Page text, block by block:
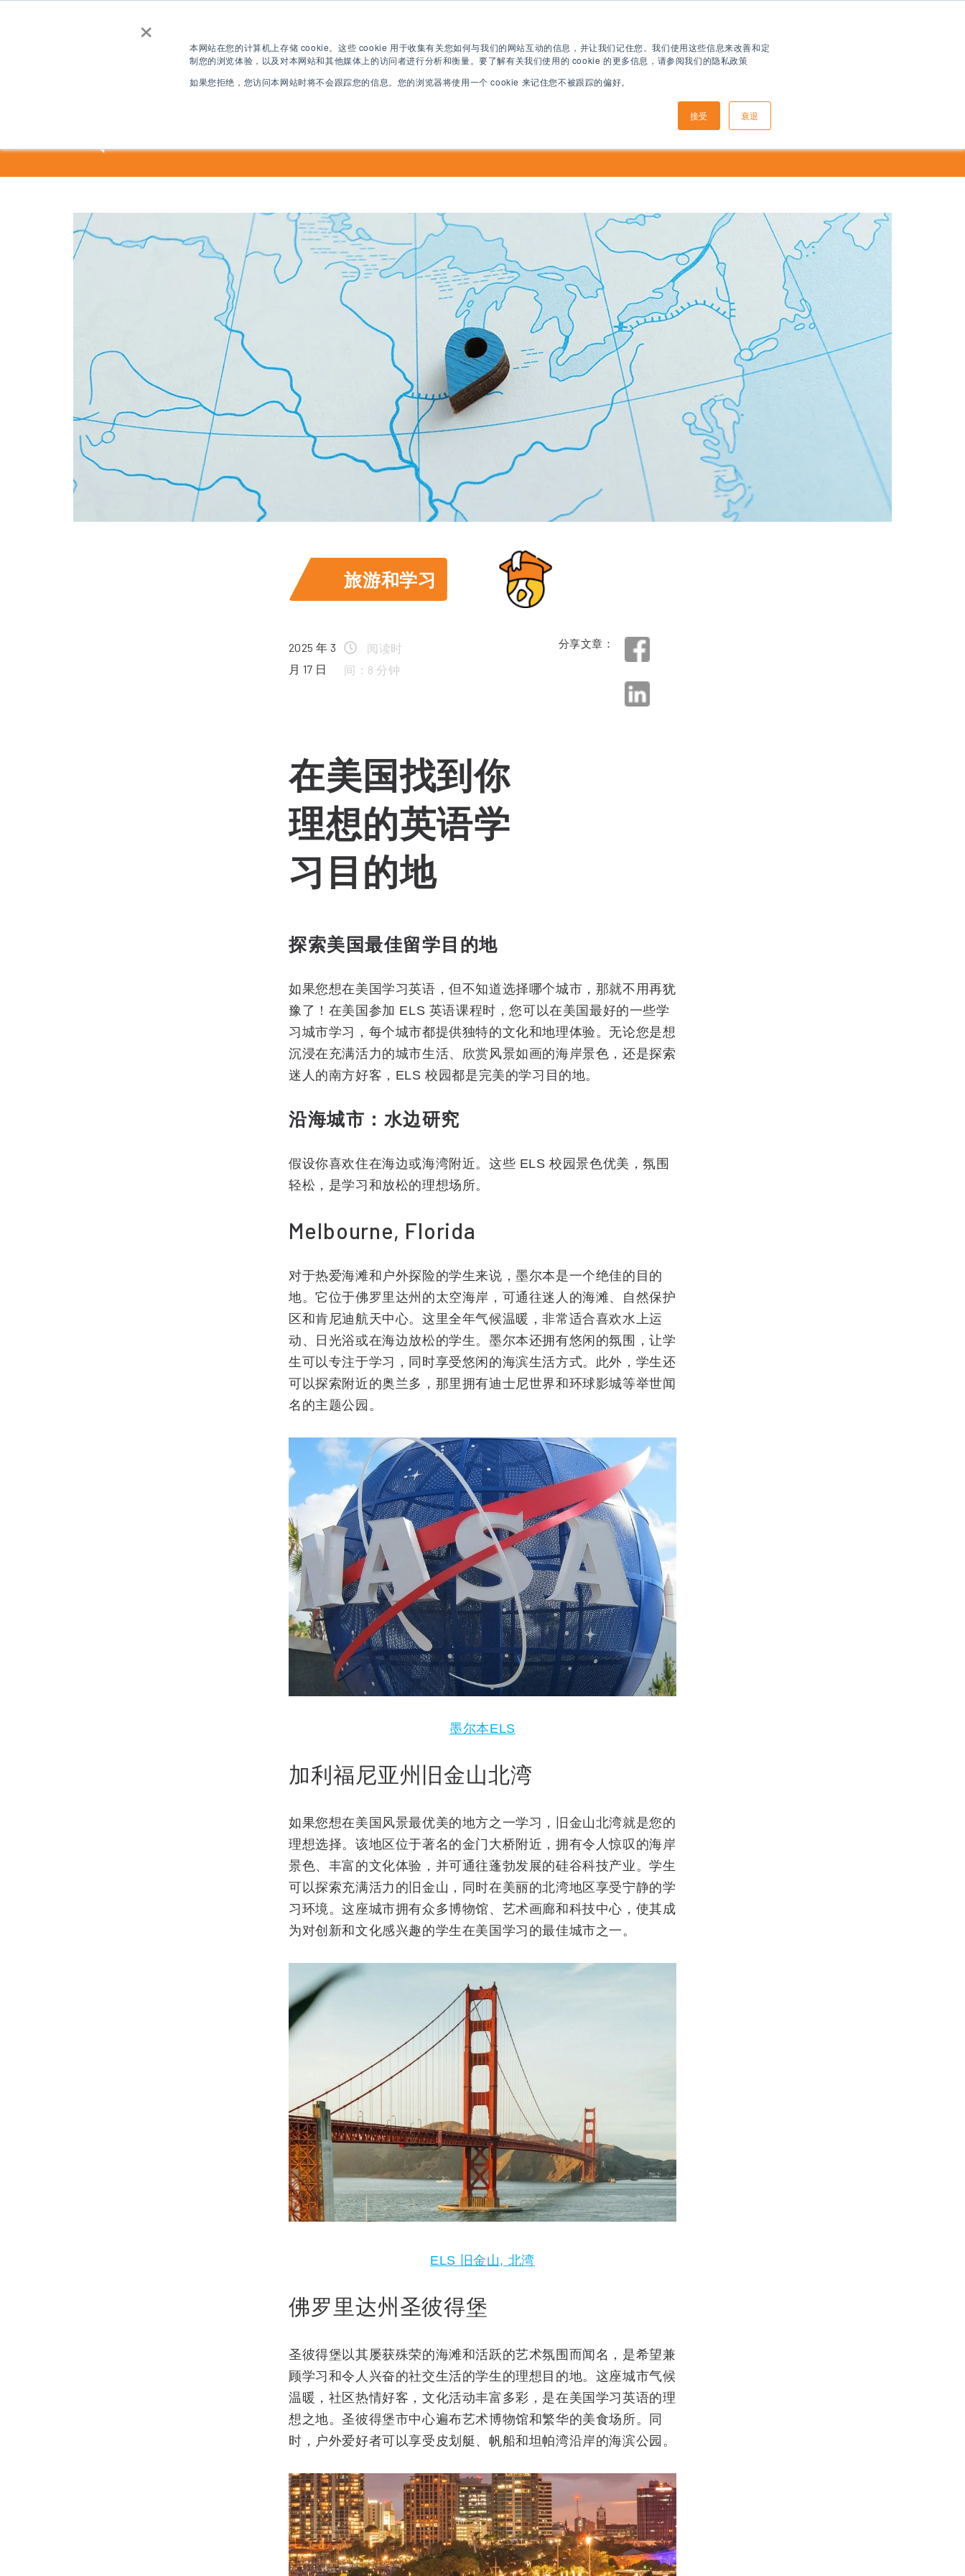
×
本网站在您的计算机上存储 cookie。这些 cookie 用于收集有关您如何与我们的网站互动的信息，并让我们记住您。我们使用这些信息来改善和定
制您的浏览体验，以及对本网站和其他媒体上的访问者进行分析和衡量。要了解有关我们使用的 cookie 的更多信息，请参阅我们的隐私政策
如果您拒绝，您访问本网站时将不会跟踪您的信息。您的浏览器将使用一个 cookie 来记住您不被跟踪的偏好。
接受 衰退
ZH
如何申请
旅游和学习
2025 年 3
月 17 日
阅读时
间：8 分钟
在美国找到你
理想的英语学
习目的地
分享文章：
探索美国最佳留学目的地
如果您想在美国学习英语，但不知道选择哪个城市，那就不用再犹
豫了！在美国参加 ELS 英语课程时，您可以在美国最好的一些学
习城市学习，每个城市都提供独特的文化和地理体验。无论您是想
沉浸在充满活力的城市生活、欣赏风景如画的海岸景色，还是探索
迷人的南方好客，ELS 校园都是完美的学习目的地。
沿海城市：水边研究
假设你喜欢住在海边或海湾附近。这些 ELS 校园景色优美，氛围
轻松，是学习和放松的理想场所。
Melbourne, Florida
对于热爱海滩和户外探险的学生来说，墨尔本是一个绝佳的目的
地。它位于佛罗里达州的太空海岸，可通往迷人的海滩、自然保护
区和肯尼迪航天中心。这里全年气候温暖，非常适合喜欢水上运
动、日光浴或在海边放松的学生。墨尔本还拥有悠闲的氛围，让学
生可以专注于学习，同时享受悠闲的海滨生活方式。此外，学生还
可以探索附近的奥兰多，那里拥有迪士尼世界和环球影城等举世闻
名的主题公园。
墨尔本ELS
加利福尼亚州旧金山北湾
如果您想在美国风景最优美的地方之一学习，旧金山北湾就是您的
理想选择。该地区位于著名的金门大桥附近，拥有令人惊叹的海岸
景色、丰富的文化体验，并可通往蓬勃发展的硅谷科技产业。学生
可以探索充满活力的旧金山，同时在美丽的北湾地区享受宁静的学
习环境。这座城市拥有众多博物馆、艺术画廊和科技中心，使其成
为对创新和文化感兴趣的学生在美国学习的最佳城市之一。
ELS 旧金山, 北湾
佛罗里达州圣彼得堡
圣彼得堡以其屡获殊荣的海滩和活跃的艺术氛围而闻名，是希望兼
顾学习和令人兴奋的社交生活的学生的理想目的地。这座城市气候
温暖，社区热情好客，文化活动丰富多彩，是在美国学习英语的理
想之地。圣彼得堡市中心遍布艺术博物馆和繁华的美食场所。同
时，户外爱好者可以享受皮划艇、帆船和坦帕湾沿岸的海滨公园。